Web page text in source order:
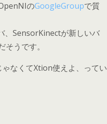
のGoogleGroupで質
、SensorKinectが新しいバ
うです。
なくてXtion使えよ、ってい